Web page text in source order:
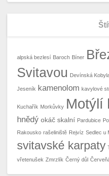
alpská bezlesí Baroch Bíner
Svitavou Devínská
Jeseník kamenolom kavylové
Kuchařík Morkůvky Motýlí
hnědý okáč skalní Pardubice
Rakousko rašeliniště Rejvíz Sedlec u
svitavské karpaty
vřetenušek Zmrzlík Černý důl